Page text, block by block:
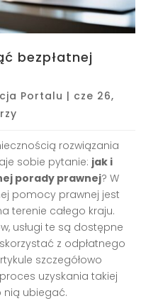
bezpłatnej
Portalu | cze 26,
rozwiązania
sobie pytanie: jak i
porady prawnej? W
pomocy prawnej jest
terenie całego kraju.
usługi te są dostępne
z odpłatnego
szczegółowo
uzyskania takiej
nią ubiegać.